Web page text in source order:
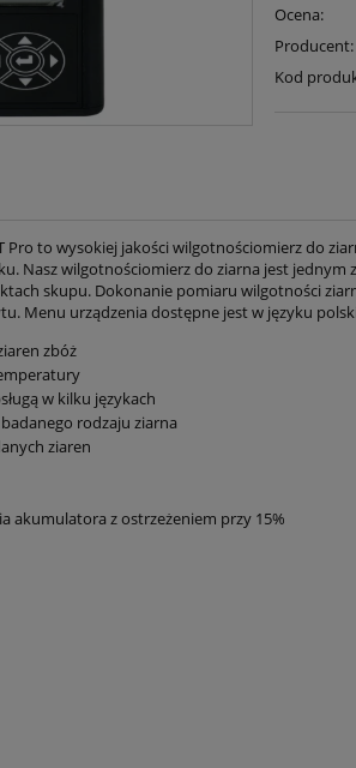
Ocena:
Producent:
Kod
Pro to wysokiej jakości wilgotnościomierz do
Nasz wilgotnościomierz do ziarna jest jednym
skupu. Dokonanie pomiaru wilgotności
Menu urządzenia dostępne jest w języku
zbóż
w kilku językach
rodzaju ziarna
ziaren
akumulatora z ostrzeżeniem przy 15%